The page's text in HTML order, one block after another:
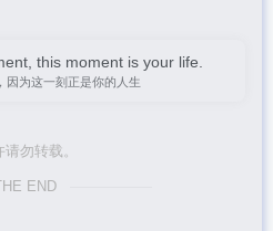
this moment is your life.
因为这一刻正是你的人生
勿转载。
THE END